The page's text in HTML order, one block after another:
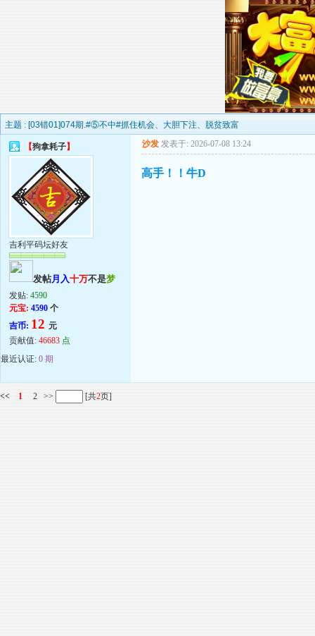
主题 : [03错01]074期.#⑤不中#抓住机会、大胆下注、脱贫致富
【狗拿耗子】
吉利平码坛好友
发帖月入十万不是梦
发贴: 4590
元宝: 4590 个
吉币: 12 元
贡献值: 46683 点
最近认证: 0 期
沙发 发表于: 2026-07-08 13:24
高手！！牛D
<< 1 2 >> [共2页]